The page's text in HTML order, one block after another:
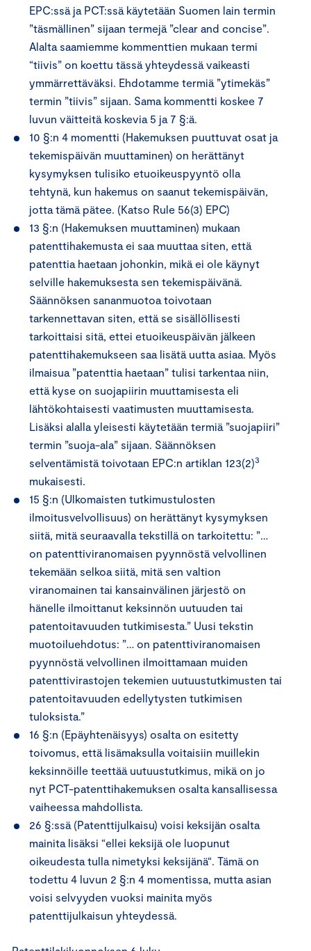
EPC:ssä ja PCT:ssä käytetään Suomen lain termin
”täsmällinen” sijaan termejä ”clear and concise”.
Alalta saamiemme kommenttien mukaan termi
“tiivis” on koettu tässä yhteydessä vaikeasti
ymmärrettäväksi. Ehdotamme termiä ”ytimekäs”
termin ”tiivis” sijaan. Sama kommentti koskee 7
luvun väitteitä koskevia 5 ja 7 §:ä.
10 §:n 4 momentti (Hakemuksen puuttuvat osat ja
tekemispäivän muuttaminen) on herättänyt
kysymyksen tulisiko etuoikeuspyyntö olla
tehtynä, kun hakemus on saanut tekemispäivän,
jotta tämä pätee. (Katso Rule 56(3) EPC)
13 §:n (Hakemuksen muuttaminen) mukaan
patenttihakemusta ei saa muuttaa siten, että
patenttia haetaan johonkin, mikä ei ole käynyt
selville hakemuksesta sen tekemispäivänä.
Säännöksen sananmuotoa toivotaan
tarkennettavan siten, että se sisällöllisesti
tarkoittaisi sitä, ettei etuoikeuspäivän jälkeen
patenttihakemukseen saa lisätä uutta asiaa. Myös
ilmaisua ”patenttia haetaan” tulisi tarkentaa niin,
että kyse on suojapiirin muuttamisesta eli
lähtökohtaisesti vaatimusten muuttamisesta.
Lisäksi alalla yleisesti käytetään termiä ”suojapiiri”
termin ”suoja-ala” sijaan. Säännöksen
selventämistä toivotaan EPC:n artiklan 123(2)3
mukaisesti.
15 §:n (Ulkomaisten tutkimustulosten
ilmoitusvelvollisuus) on herättänyt kysymyksen
siitä, mitä seuraavalla tekstillä on tarkoitettu: ”…
on patenttiviranomaisen pyynnöstä velvollinen
tekemään selkoa siitä, mitä sen valtion
viranomainen tai kansainvälinen järjestö on
hänelle ilmoittanut keksinnön uutuuden tai
patentoitavuuden tutkimisesta.” Uusi tekstin
muotoiluehdotus: ”… on patenttiviranomaisen
pyynnöstä velvollinen ilmoittamaan muiden
patenttivirastojen tekemien uutuustutkimusten tai
patentoitavuuden edellytysten tutkimisen
tuloksista.”
16 §:n (Epäyhtenäisyys) osalta on esitetty
toivomus, että lisämaksulla voitaisiin muillekin
keksinnöille teettää uutuustutkimus, mikä on jo
nyt PCT-patenttihakemuksen osalta kansallisessa
vaiheessa mahdollista.
26 §:ssä (Patenttijulkaisu) voisi keksijän osalta
mainita lisäksi “ellei keksijä ole luopunut
oikeudesta tulla nimetyksi keksijänä“. Tämä on
todettu 4 luvun 2 §:n 4 momentissa, mutta asian
voisi selvyyden vuoksi mainita myös
patenttijulkaisun yhteydessä.